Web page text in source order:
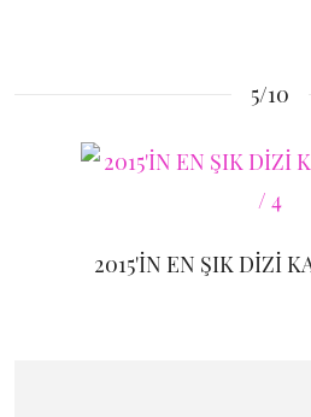
5/10
2015'İN EN ŞIK DİZİ